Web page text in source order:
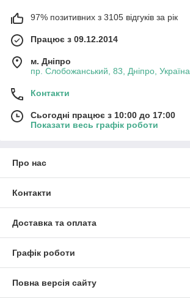
97% позитивних з 3105 відгуків за рік
Працює з 09.12.2014
м. Дніпро
пр. Слобожанський, 83, Дніпро, Україна
Контакти
Сьогодні працює з 10:00 до 17:00
Показати весь графік роботи
Про нас
Контакти
Доставка та оплата
Графік роботи
Повна версія сайту